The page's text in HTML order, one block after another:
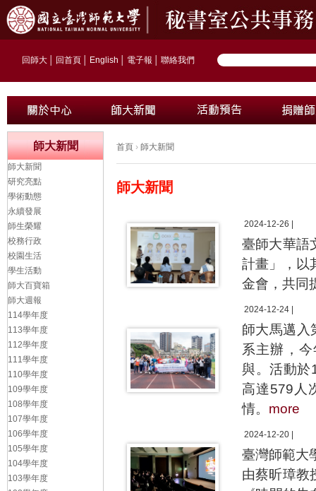
回師大 回首頁 English 電子報 聯絡我們
首頁 › 師大新聞
師大新聞
2024-12-26 |
臺師大華語
計畫」，以
金會，共同
2024-12-24 |
師大馬邁入
系主辦，
與。活動於
高達579人
情。 more
2024-12-20 |
臺灣師範大
由蔡昕璋教
師大新聞
師大新聞
研究亮點
學術動態
永續發展
師生榮耀
校務行政
校園生活
學生活動
師大百寶箱
師大週報
114學年度
113學年度
112學年度
111學年度
110學年度
109學年度
108學年度
107學年度
106學年度
105學年度
104學年度
103學年度